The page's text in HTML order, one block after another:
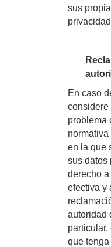
sus
En caso
considere
problema
en la que
sus datos
derecho a
efectiva y
autoridad
particular,
que